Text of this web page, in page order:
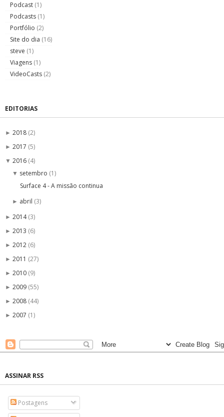
Podcast (1)
Podcasts (1)
Portfólio (2)
Site do dia (16)
steve (1)
Viagens (1)
VideoCasts (2)
EDITORIAS
► 2018 (2)
► 2017 (5)
▼ 2016 (4)
▼ setembro (1)
Surface 4 - A missão continua
► abril (3)
► 2014(3)
► 2013 (6)
► 2012 (6)
► 2011 (27)
► 2010 (9)
► 2009 (55)
► 2008 (44)
► 2007 (1)
ASSINAR RSS
Postagens